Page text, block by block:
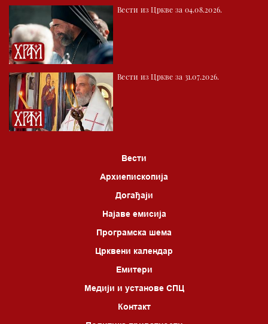
Вести из Цркве за 04.08.2026.
Вести из Цркве за 31.07.2026.
Вести
Архиепископија
Догађаји
Најаве емисија
Програмска шема
Црквени календар
Емитери
Медији и установе СПЦ
Контакт